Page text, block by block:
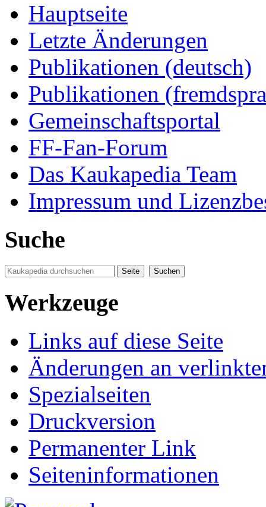
Hauptseite
Letzte Änderungen
Publikationen (deutsch)
Publikationen
Gemeinschaftsportal
FF-Fan-Forum
Das Kaukapedia Team
Impressum und
Suche
Werkzeuge
Links auf diese Seite
Änderungen an
Spezialseiten
Druckversion
Permanenter Link
Seiten­informationen